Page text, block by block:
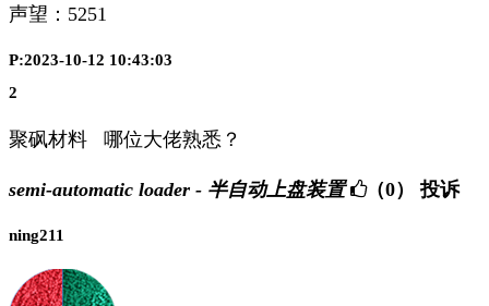
声望： 5251
P:2023-10-12 10:43:03
2
聚砜材料 哪位大佬熟悉？
semi-automatic loader - 半自动上盘装置 （0） 投诉
ning211